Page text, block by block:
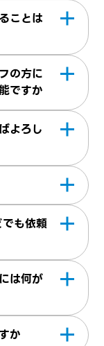
登録面談
にもご
容など詳
ことは
がござい
点からの
でお気軽
の方に
ですか
ること
ます。
伺いし条
ます。
よろし
ていただ
必要にな
ますの
スタッフ
だいて
ベルなど
しますの
さい。
も依頼
ます。
は何が
業務に
か